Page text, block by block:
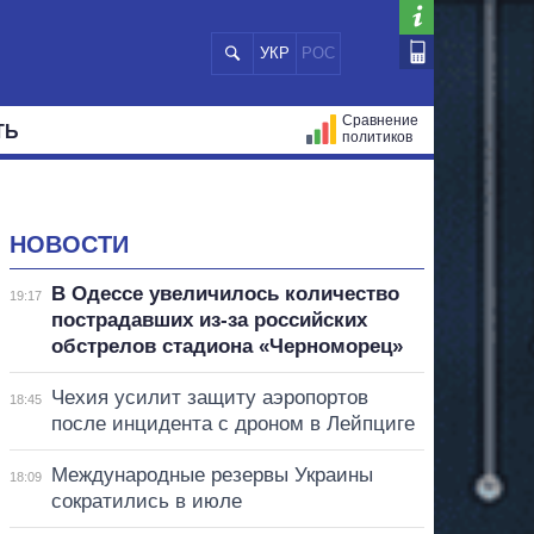
УКР РОС
Сравнение
политиков
НОВОСТИ
19:17
В Одессе увеличилось количество
пострадавших из-за российских
обстрелов стадиона «Черноморец»
18:45
Чехия усилит защиту аэропортов
после инцидента с дроном в Лейпциге
18:09
Международные резервы Украины
сократились в июле